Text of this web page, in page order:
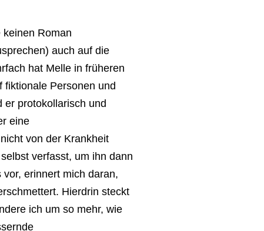
Roman
auch auf die
hat Melle in früheren
fiktionale Personen und
er protokollarisch und
eine
von der Krankheit
verfasst, um ihn dann
erinnert mich daran,
Hierdrin steckt
ich um so mehr, wie